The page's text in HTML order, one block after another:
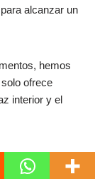
alcanzar un
hemos
ofrece
interior y el